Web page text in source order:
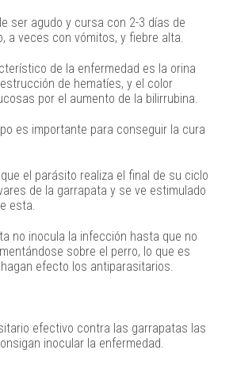
ser agudo y cursa con 2-3 días de
a veces con vómitos, y fiebre alta.
de la enfermedad es la orina
de hematíes, y el color
por el aumento de la bilirrubina.
es importante para conseguir la cura
el parásito realiza el final de su ciclo
de la garrapata y se ve estimulado
esta.
no inocula la infección hasta que no
sobre el perro, lo que es
efecto los antiparasitarios.
efectivo contra las garrapatas las
inocular la enfermedad.